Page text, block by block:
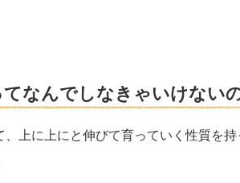
なんでしなきゃいけない
上に上にと伸びて育っていく性質を持